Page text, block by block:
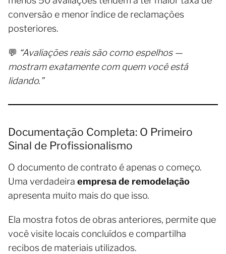
conversão e menor índice de reclamações
posteriores.
💬 “Avaliações reais são como espelhos —
mostram exatamente com quem você está
lidando.”
Documentação Completa: O Primeiro
Sinal de Profissionalismo
O documento de contrato é apenas o começo.
Uma verdadeira empresa de remodelação
apresenta muito mais do que isso.
Ela mostra fotos de obras anteriores, permite que
você visite locais concluídos e compartilha
recibos de materiais utilizados.